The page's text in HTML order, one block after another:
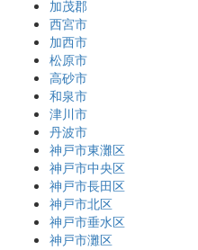
加茂郡
西宮市
加西市
松原市
高砂市
和泉市
津川市
丹波市
神戸市東灘区
神戸市中央区
神戸市長田区
神戸市北区
神戸市垂水区
神戸市灘区